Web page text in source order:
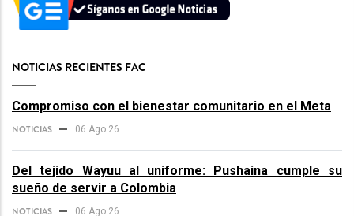
NOTICIAS RECIENTES FAC
Compromiso con el bienestar comunitario en el Meta
NOTICIAS 06 Ago 26
Del tejido Wayuu al uniforme: Pushaina cumple su
sueño de servir a Colombia
NOTICIAS 06 Ago 26